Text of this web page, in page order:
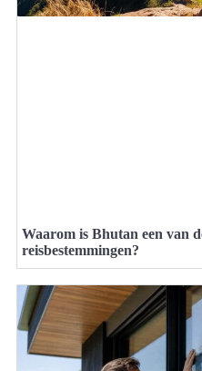
Waarom is Bhutan een van
reisbestemmingen?